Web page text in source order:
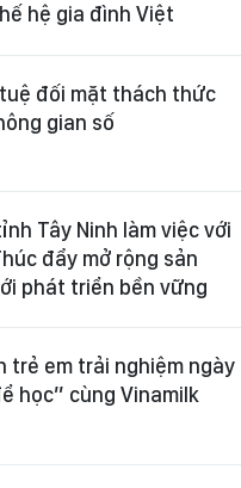
hệ gia đình Việt
đối mặt thách thức
gian số
Tây Ninh làm việc với
đẩy mở rộng sản
phát triển bền vững
trẻ em trải nghiệm ngày
học” cùng Vinamilk